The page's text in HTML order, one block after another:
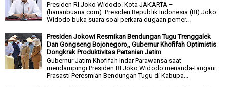
Presiden RI Joko Widodo. Kota JAKARTA –
(harianbuana.com). Presiden Republik Indonesia (RI) Joko
Widodo buka suara soal perkara dugaan pemer...
Presiden Jokowi Resmikan Bendungan Tugu Trenggalek
Dan Gongseng Bojonegoro,, Gubernur Khofifah Optimistis
Dongkrak Produktivitas Pertanian Jatim
Gubernur Jatim Khofifah Indar Parawansa saat
mendampingi Presiden RI Joko Widodo menanda-tangani
Prasasti Peresmian Bendungan Tugu di Kabupa...